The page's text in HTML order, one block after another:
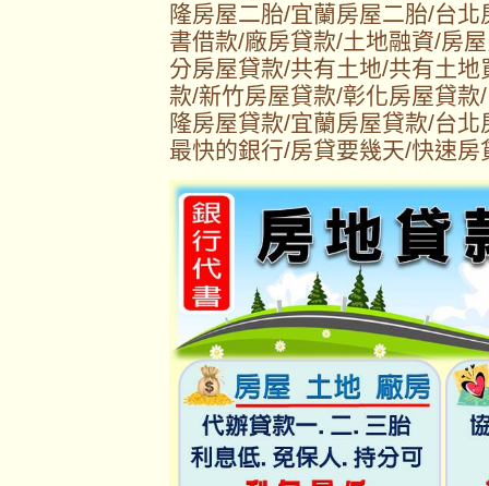
隆房屋二胎/宜蘭房屋二胎/台
書借款/廠房貸款/土地融資/房
分房屋貸款/共有土地/共有土
款/新竹房屋貸款/彰化房屋貸
隆房屋貸款/宜蘭房屋貸款/台
最快的銀行/房貸要幾天/快速房